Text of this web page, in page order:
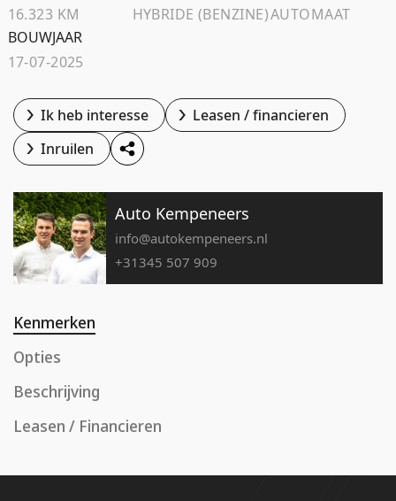
16.323 KM
HYBRIDE (BENZINE)AUTOMAAT
BOUWJAAR
17-07-2025
Ik heb interesse
Leasen / financieren
Inruilen
Auto Kempeneers
info@autokempeneers.nl
+31345 507 909
Kenmerken
Opties
Beschrijving
Leasen / Financieren